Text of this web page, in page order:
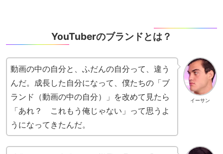
YouTuberのブランドとは？
イーサン
動画の中の自分と、ふだんの自分って、違う
んだ。成長した自分になって、僕たちの「ブ
ランド（動画の中の自分）」を改めて見たら
「あれ？ これもう俺じゃない」って思うよ
うになってきたんだ。